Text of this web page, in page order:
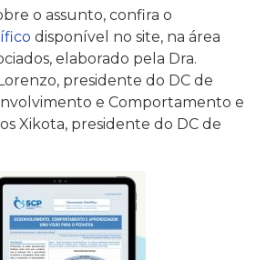
o assunto, confira o
disponível no site, na área
elaborado pela Dra.
presidente do DC de
e Comportamento e
Xikota, presidente do DC de